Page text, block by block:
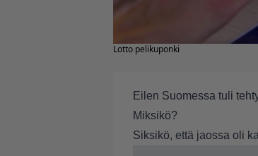
Lotto pelikuponki
Eilen Suomessa tuli
Miksikö?
Siksikö, että jaossa oli